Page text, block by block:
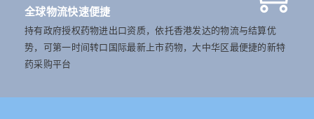
全球物流快速便捷
持有政府授权药物进出口资质，依托香港发达的物流与结算优
势，可第一时间转口国际最新上市药物，大中华区最便捷的新特
药采购平台